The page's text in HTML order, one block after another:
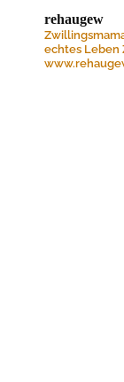
rehaugew
echtes Leben